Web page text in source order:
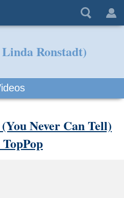
Ronstadt)
Never Can Tell)